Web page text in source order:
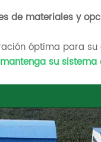
de materiales y
óptima para
su